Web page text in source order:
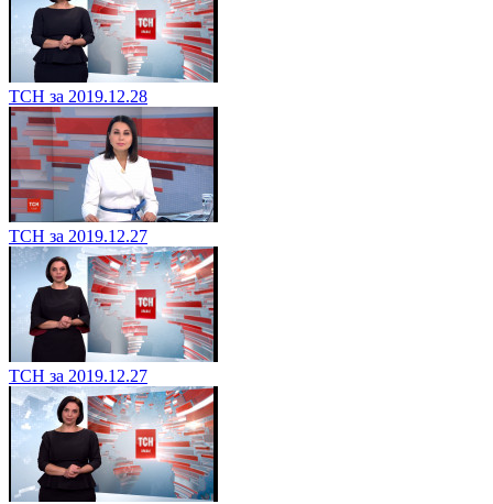
ТСН за 2019.12.28
ТСН за 2019.12.27
ТСН за 2019.12.27